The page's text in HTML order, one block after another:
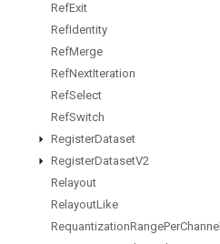
RefExit
RefIdentity
RefMerge
RefNextIteration
RefSelect
RefSwitch
RegisterDataset
RegisterDatasetV2
Relayout
RelayoutLike
RequantizationRangePerChannel